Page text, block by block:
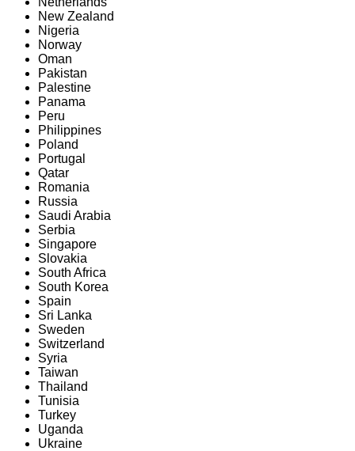
New Zealand
Nigeria
Norway
Oman
Pakistan
Palestine
Panama
Peru
Philippines
Poland
Portugal
Qatar
Romania
Russia
Saudi Arabia
Serbia
Singapore
Slovakia
South Africa
South Korea
Spain
Sri Lanka
Sweden
Switzerland
Syria
Taiwan
Thailand
Tunisia
Turkey
Uganda
Ukraine